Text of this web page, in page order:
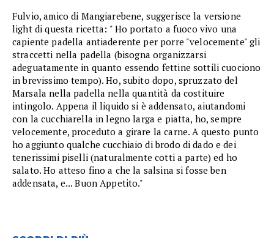
Fulvio, amico di Mangiarebene, suggerisce la versione
light di questa ricetta: " Ho portato a fuoco vivo una
capiente padella antiaderente per porre "velocemente" gli
straccetti nella padella (bisogna organizzarsi
adeguatamente in quanto essendo fettine sottili cuociono
in brevissimo tempo). Ho, subito dopo, spruzzato del
Marsala nella padella nella quantità da costituire
intingolo. Appena il liquido si è addensato, aiutandomi
con la cucchiarella in legno larga e piatta, ho, sempre
velocemente, proceduto a girare la carne. A questo punto
ho aggiunto qualche cucchiaio di brodo di dado e dei
tenerissimi piselli (naturalmente cotti a parte) ed ho
salato. Ho atteso fino a che la salsina si fosse ben
addensata, e... Buon Appetito."